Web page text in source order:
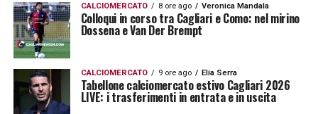
CALCIOMERCATO 8 ore ago Veronica Mandala
Colloqui in corso tra Cagliari e Como: nel mirino
Dossena e Van Der Brempt
CALCIOMERCATO 9 ore ago Elia Serra
Tabellone calciomercato estivo Cagliari 2026
LIVE: i trasferimenti in entrata e in uscita